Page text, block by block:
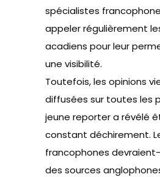
spécialistes
appeler régulièrement
acadiens pour leur
une visibilité.
Toutefois, les opinions
diffusées sur toutes les
jeune reporter a révélé
constant déchirement.
francophones
des sources